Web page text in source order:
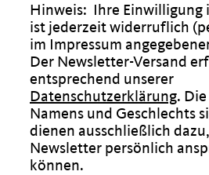
Hinweis: Ihre Einwilligung
ist jederzeit widerruflich
im Impressum
Der Newsletter-Versand
entsprechend unserer
Datenschutzerklärung.
Namens und Geschlechts
dienen ausschließlich
Newsletter persönlich
können.